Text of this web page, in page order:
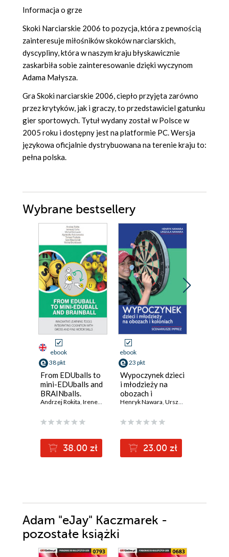
Informacja o grze
Skoki Narciarskie 2006 to pozycja, która z pewnością
zainteresuje miłośników skoków narciarskich,
dyscypliny, która w naszym kraju błyskawicznie
zaskarbiła sobie zainteresowanie dzięki wyczynom
Adama Małysza.
Gra Skoki narciarskie 2006, ciepło przyjęta zarówno
przez krytyków, jak i graczy, to przedstawiciel gatunku
gier sportowych. Tytuł wydany został w Polsce w
2005 roku i dostępny jest na platformie PC. Wersja
językowa oficjalnie dystrybuowana na terenie kraju to:
pełna polska.
Wybrane bestsellery
ebook
38 pkt
From EDUballs to
mini-EDUballs and
BRAINballs.
Innovative
integrating
gross and fine
motor skills
Andrzej Rokita, Ireneusz Cichy ,Michał Klichowski,Agnieszka
38.00 zł
ebook
23 pkt
Wypoczynek dzieci
i młodzieży na
obozach i
koloniach.
Henryk Nawara, Urszula Nawara
23.00 zł
Adam "eJay" Kaczmarek -
pozostałe książki